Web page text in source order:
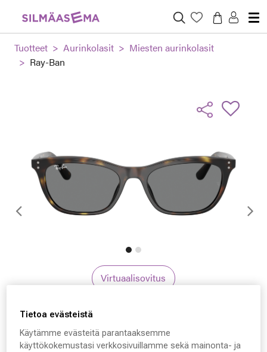
Tuotteet Aurinkolasit
Miesten aurinkolasit
Ray-Ban
Edellinen
Virtuaalisovitus
Tietoa evästeistä
Käytämme evästeitä parantaaksemme
käyttökokemustasi verkkosivuillamme sekä mainonta- ja